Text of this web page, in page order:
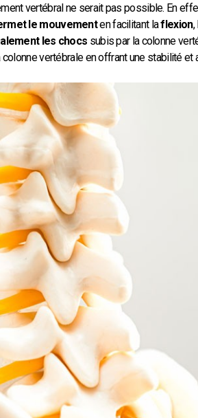
vertébral ne serait pas possible. En
le mouvementen facilitant laflexion,
les chocs subis par la colonne
colonne vertébrale en offrant une stabilité et